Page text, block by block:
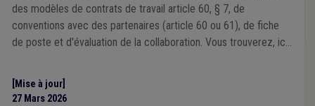
des modèles de contrats de travail article 60, § 7, de
conventions avec des partenaires (article 60 ou 61), de fiche
de poste et d'évaluation de la collaboration. Vous trouverez, ici,
disposition pour les "Article 60, § 7". Les modèles de
conventions ont été adaptés suite à la réforme de 2025.
[Mise à jour]
27 Mars 2026